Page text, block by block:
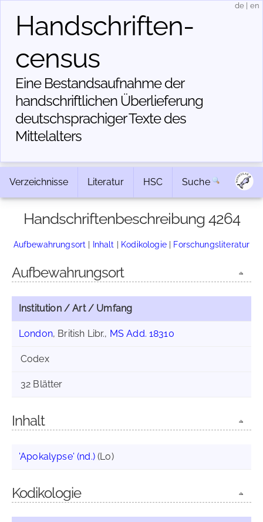
Handschriften­
census
Eine Bestandsaufnahme der
handschriftlichen Über­lieferung
deutschsprachiger Texte des
Mittelalters
de en
Verzeichnisse Literatur HSC Suche
Handschriftenbeschreibung 4264
Aufbewahrungsort | Inhalt | Kodikologie| Forschungsliteratur
Aufbewahrungsort
Institution / Art / Umfang
London, British Libr., MS Add. 18310
Codex
32 Blätter
Inhalt
'Apokalypse' (nd.)(Lo)
Kodikologie